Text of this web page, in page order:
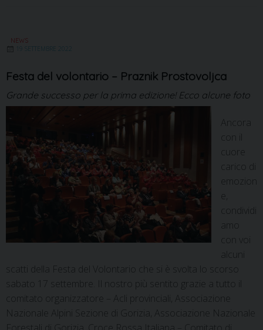
NEWS
19 SETTEMBRE 2022
Festa del volontario – Praznik Prostovoljca
Grande successo per la prima edizione! Ecco alcune foto
Ancora
con il
cuore
carico di
emozion
condividi
amo
con voi
alcuni
scatti della Festa del Volontario che si è svolta lo scorso
sabato 17 settembre. Il nostro più sentito grazie a tutto il
comitato organizzatore – Acli provinciali, Associazione
Nazionale Alpini Sezione di Gorizia, Associazione Nazionale